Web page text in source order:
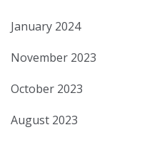
January 2024
November 2023
October 2023
August 2023